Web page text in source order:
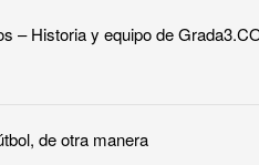
– Historia y equipo de
de otra manera